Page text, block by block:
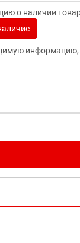
о наличии